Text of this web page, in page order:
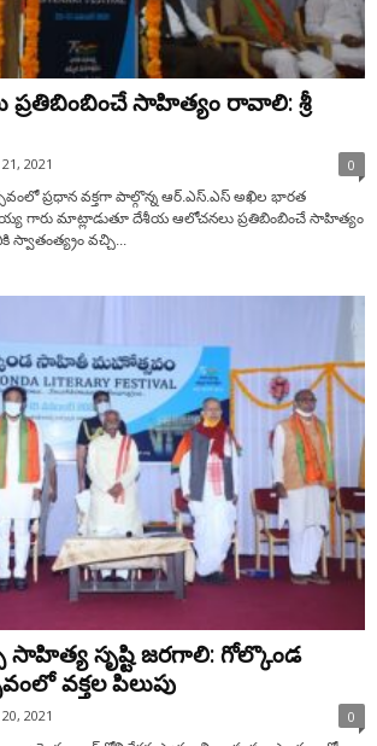
సాహిత్యం రావాలి: శ్రీ
2021 0
ప్ర‌ధాన వ‌క్త‌గా పాల్గొన్న ఆర్.ఎస్‌.ఎస్ అఖిల భార‌త
గారు మాట్లాడుతూ దేశీయ ఆలోచ‌న‌లు ప్ర‌తిబింబించే సాహిత్యం
వ‌చ్చి...
సాహిత్య సృష్టి జ‌ర‌గాలి: గోల్కొండ
వ‌క్త‌ల పిలుపు
2021 0